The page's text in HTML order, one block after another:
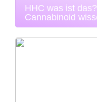
HHC was ist
Cannabinoid